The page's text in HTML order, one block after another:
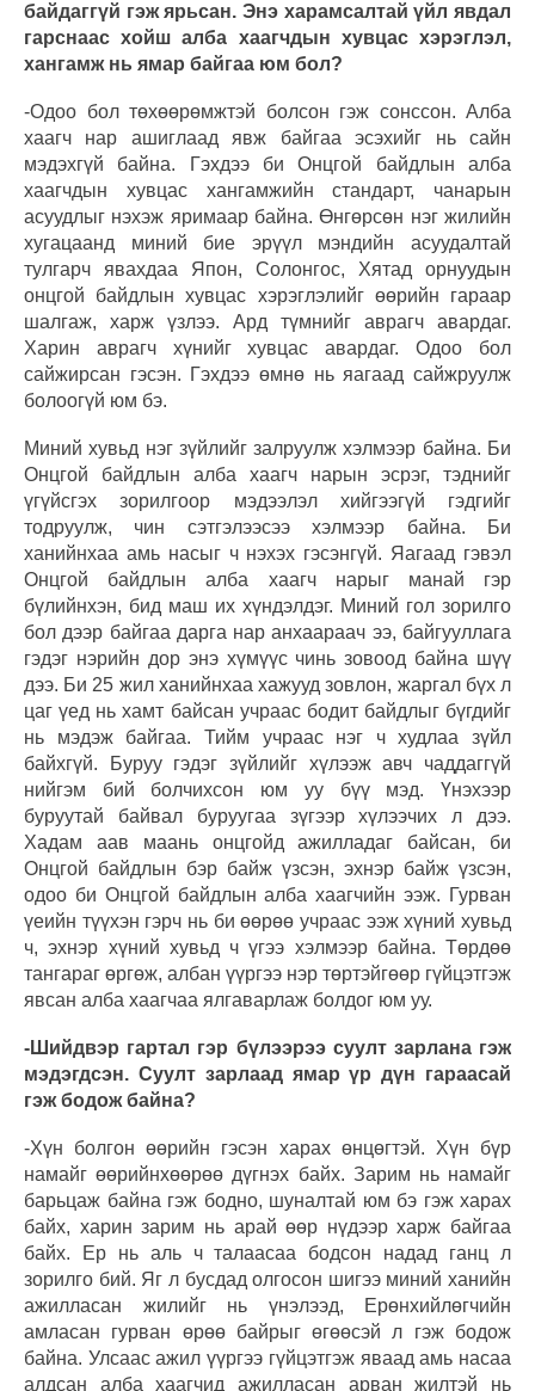
байдаггүй гэж ярьсан. Энэ харамсалтай үйл явдал
гарснаас хойш алба хаагчдын хувцас хэрэглэл,
хангамж нь ямар байгаа юм бол?
-Одоо бол төхөөрөмжтэй болсон гэж сонссон. Алба
хаагч нар ашиглаад явж байгаа эсэхийг нь сайн
мэдэхгүй байна. Гэхдээ би Онцгой байдлын алба
хаагчдын хувцас хангамжийн стандарт, чанарын
асуудлыг нэхэж яримаар байна. Өнгөрсөн нэг жилийн
хугацаанд миний бие эрүүл мэндийн асуудалтай
тулгарч явахдаа Япон, Солонгос, Хятад орнуудын
онцгой байдлын хувцас хэрэглэлийг өөрийн гараар
шалгаж, харж үзлээ. Ард түмнийг аврагч авардаг.
Харин аврагч хүнийг хувцас авардаг. Одоо бол
сайжирсан гэсэн. Гэхдээ өмнө нь яагаад сайжруулж
болоогүй юм бэ.
Миний хувьд нэг зүйлийг залруулж хэлмээр байна. Би
Онцгой байдлын алба хаагч нарын эсрэг, тэднийг
үгүйсгэх зорилгоор мэдээлэл хийгээгүй гэдгийг
тодруулж, чин сэтгэлээсээ хэлмээр байна. Би
ханийнхаа амь насыг ч нэхэх гэсэнгүй. Яагаад гэвэл
Онцгой байдлын алба хаагч нарыг манай гэр
бүлийнхэн, бид маш их хүндэлдэг. Миний гол зорилго
бол дээр байгаа дарга нар анхаараач ээ, байгууллага
гэдэг нэрийн дор энэ хүмүүс чинь зовоод байна шүү
дээ. Би 25 жил ханийнхаа хажууд зовлон, жаргал бүх л
цаг үед нь хамт байсан учраас бодит байдлыг бүгдийг
нь мэдэж байгаа. Тийм учраас нэг ч худлаа зүйл
байхгүй. Буруу гэдэг зүйлийг хүлээж авч чаддаггүй
нийгэм бий болчихсон юм уу бүү мэд. Үнэхээр
буруутай байвал буруугаа зүгээр хүлээчих л дээ.
Хадам аав маань онцгойд ажилладаг байсан, би
Онцгой байдлын бэр байж үзсэн, эхнэр байж үзсэн,
одоо би Онцгой байдлын алба хаагчийн ээж. Гурван
үеийн түүхэн гэрч нь би өөрөө учраас ээж хүний хувьд
ч, эхнэр хүний хувьд ч үгээ хэлмээр байна. Төрдөө
тангараг өргөж, албан үүргээ нэр төртэйгөөр гүйцэтгэж
явсан алба хаагчаа ялгаварлаж болдог юм уу.
-Шийдвэр гартал гэр бүлээрээ суулт зарлана гэж
мэдэгдсэн. Суулт зарлаад ямар үр дүн гараасай
гэж бодож байна?
-Хүн болгон өөрийн гэсэн харах өнцөгтэй. Хүн бүр
намайг өөрийнхөөрөө дүгнэх байх. Зарим нь намайг
барьцаж байна гэж бодно, шуналтай юм бэ гэж харах
байх, харин зарим нь арай өөр нүдээр харж байгаа
байх. Ер нь аль ч талаасаа бодсон надад ганц л
зорилго бий. Яг л бусдад олгосон шигээ миний ханийн
ажилласан жилийг нь үнэлээд, Ерөнхийлөгчийн
амласан гурван өрөө байрыг өгөөсэй л гэж бодож
байна. Улсаас ажил үүргээ гүйцэтгэж яваад амь насаа
алдсан алба хаагчид ажилласан арван жилтэй нь